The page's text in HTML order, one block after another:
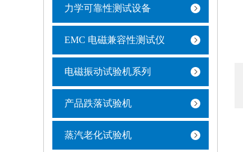
力学可靠性测试设备
EMC 电磁兼容性测试仪
电磁振动试验机系列
产品跌落试验机
蒸汽老化试验机